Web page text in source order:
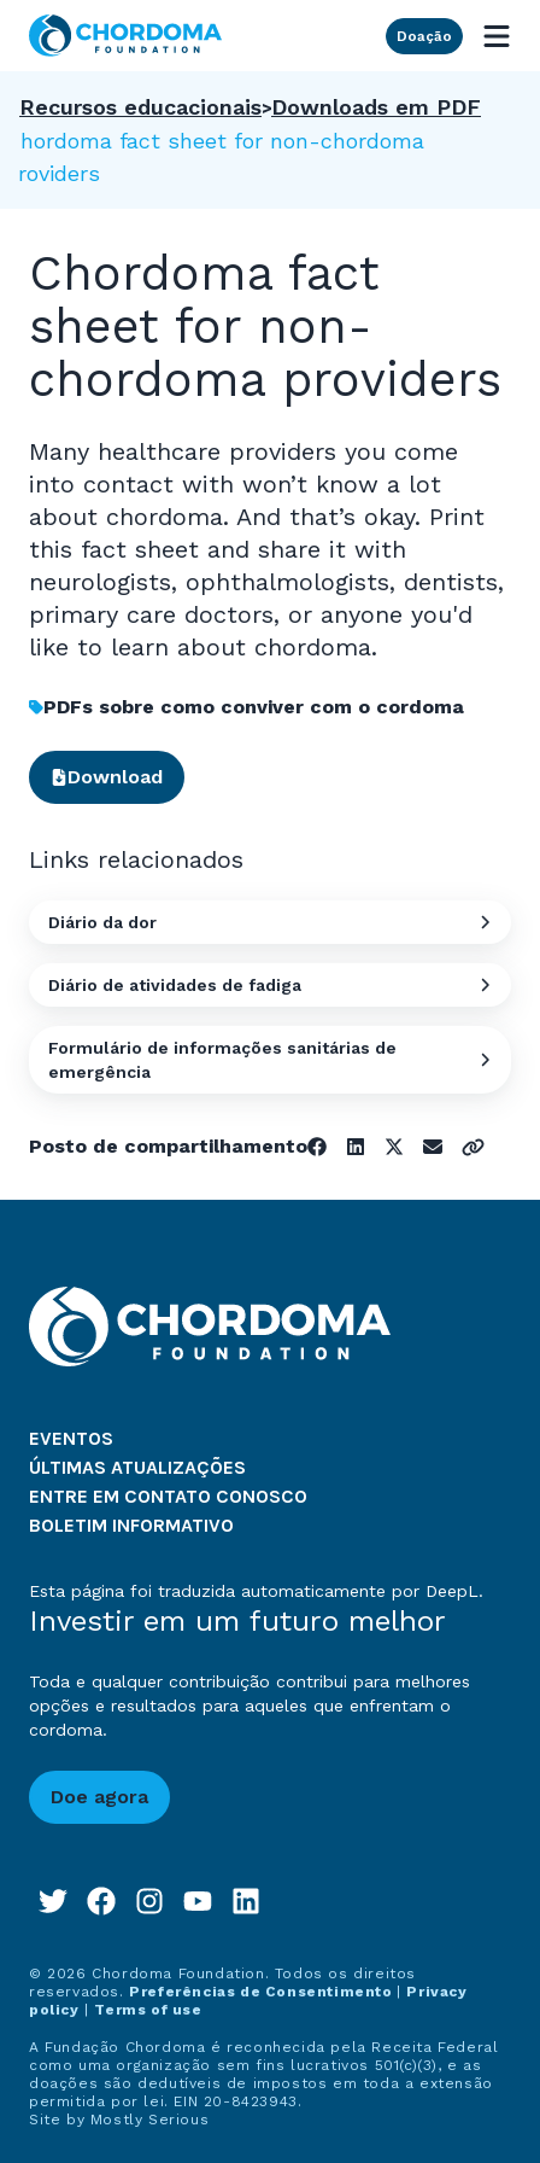
Skip to Main Content
Doação
Recursos educacionais Downloads em PDF
Chordoma fact sheet for non-chordoma
providers
Chordoma fact
sheet for non-
chordoma providers
Many healthcare providers you come
into contact with won’t know a lot
about chordoma. And that’s okay. Print
this fact sheet and share it with
neurologists, ophthalmologists, dentists,
primary care doctors, or anyone you'd
like to learn about chordoma.
PDFs sobre como conviver com o cordoma
Download
Links relacionados
Diário da dor
Diário de atividades de fadiga
Formulário de informações sanitárias de
emergência
Posto de compartilhamento
EVENTOS
ÚLTIMAS ATUALIZAÇÕES
ENTRE EM CONTATO CONOSCO
BOLETIM INFORMATIVO
Esta página foi traduzida automaticamente por DeepL.
Investir em um futuro melhor
Toda e qualquer contribuição contribui para melhores
opções e resultados para aqueles que enfrentam o
cordoma.
Doe agora
© 2026 Chordoma Foundation. Todos os direitos
reservados. Preferências de Consentimento
Privacy
policy
Terms of use
A Fundação Chordoma é reconhecida pela Receita Federal
como uma organização sem fins lucrativos 501(c)(3), e as
doações são dedutíveis de impostos em toda a extensão
permitida por lei. EIN 20-8423943.
Site by Mostly Serious